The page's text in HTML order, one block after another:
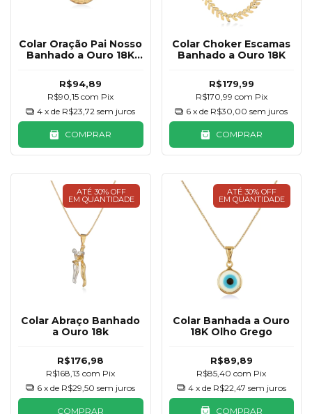
Colar Oração Pai Nosso
Banhado a Ouro 18K
R$94,89
R$90,15com Pix
4 x de R$23,72 sem juros
COMPRAR
Colar Choker Escamas
Banhado a Ouro 18K
R$179,99
R$170,99 com Pix
6 x de R$30,00 sem juros
COMPRAR
ATÉ 30% OFF
EM QUANTIDADE
Colar Abraço Banhado
a Ouro 18k
R$176,98
R$168,13com Pix
6 x de R$29,50 sem juros
COMPRAR
ATÉ 30% OFF
EM QUANTIDADE
Colar Banhada a Ouro
18K Olho Grego
R$89,89
R$85,40com Pix
4 x de R$22,47 sem juros
COMPRAR